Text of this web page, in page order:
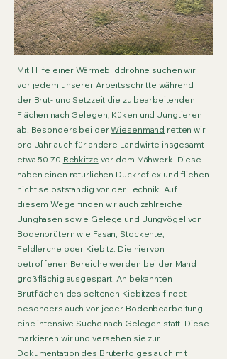
Mit Hilfe einer Wärmebilddrohne suchen wir
vor jedem unserer Arbeitsschritte während
der Brut- und Setzzeit die zu bearbeitenden
Flächen nach Gelegen, Küken und Jungtieren
ab. Besonders bei derWiesenmahd retten wir
pro Jahr auch für andere Landwirte insgesamt
etwa 50-70 Rehkitze vor dem Mähwerk. Diese
haben einen natürlichen Duckreflex und fliehen
nicht selbstständig vor der Technik. Auf
diesem Wege finden wir auch zahlreiche
Junghasen sowie Gelege und Jungvögel von
Bodenbrütern wie Fasan, Stockente,
Feldlerche oder Kiebitz. Die hiervon
betroffenen Bereiche werden bei der Mahd
großflächig ausgespart. An bekannten
Brutflächen des seltenen Kiebitzes findet
besonders auch vor jeder Bodenbearbeitung
eine intensive Suche nach Gelegen statt. Diese
markieren wir und versehen sie zur
Dokumentation des Bruterfolges auch mit